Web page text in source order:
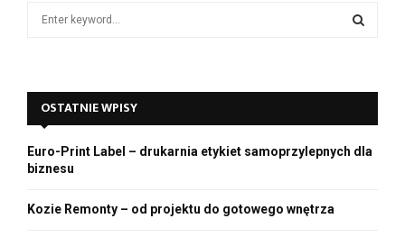
f
o
r
E
A
OSTATNIE WPISY
Euro-Print Label – drukarnia etykiet samoprzylepnych dla
biznesu
Kozie Remonty – od projektu do gotowego wnętrza